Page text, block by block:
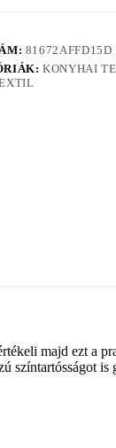
81672AFFD15D
KONYHAI
majd ezt a
színtartósságot is